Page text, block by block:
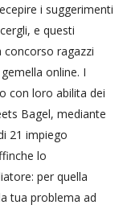
i suggerimenti
e questi
concorso ragazzi
online. I
con loro abilita dei
Bagel, mediante
21 impiego
lo
per quella
tua problema ad